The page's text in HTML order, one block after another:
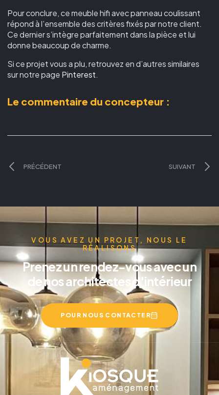
Pour conclure, ce meuble hifi avec panneau coulissant
répond à l’ensemble des critères fixés par notre client.
Ce dernier s’intègre parfaitement dans la pièce et lui
donne beaucoup de charme.
Si ce projet vous a plu, retrouvez en d’autres similaires
sur notre page Pinterest.
Le commentaire du concepteur :
PRÉCÉDENT SUIVANT
VOUS AVEZ UN PROJET, NOUS LE
RÉALISONS
Prenez un rendez-vous avec un
de nos architectes d'intérieur
POUR NOUS CONTACTER